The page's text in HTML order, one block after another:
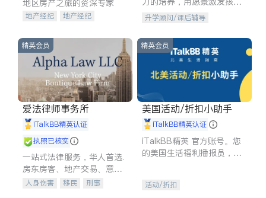
地区房产之旅的资深专家
地产经纪
地产经纪
商铺租售
的学习潜力和动力。理念：
拥有成长型心态是成功的基
石。
升学顾问/课后辅导
精英会员
爱法律师事务所
iTalkBB精英认证
执照已核实
一站式法律服务，华人首选.
房东房客、地产交易、意外
伤害、车祸重伤、商业诉
人身伤害 移民
刑事
精英会员
美国活动/折扣小助手
iTalkBB精英认证
iTalkBB精英 官方账号。您
的美国生活福利播报员，精
专属福利。
活动/折扣